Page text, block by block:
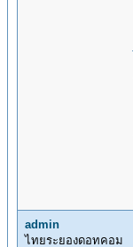
admin
ไทยระยองดอทคอม